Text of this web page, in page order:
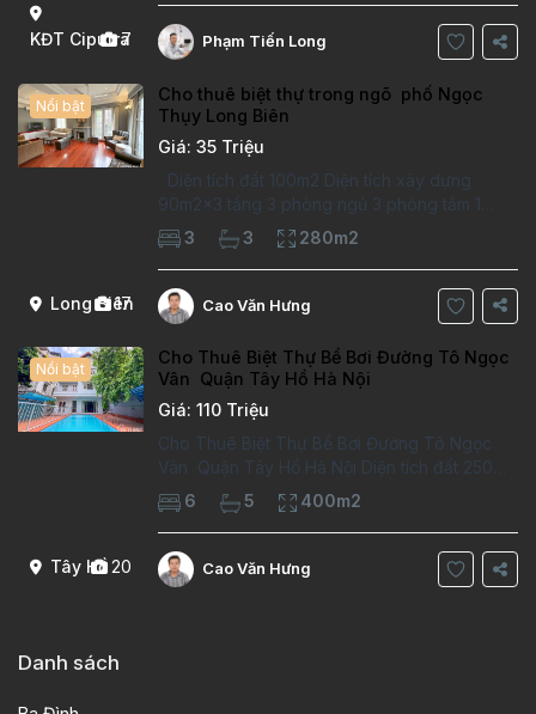
KĐT Ciputra
7
Thông tin căn hộ: Diện tích:
Phạm Tiến Long
Long Biên
17
Nổi bật
Cho thuê biệt thự trong ngõ phố Ngọc
Thụy Long Biên
Giá: 35 Triệu
Diện tích đất 100m2 Diện tích xây dựng
90m2x3 tầng 3 phòng ngủ 3 phòng tắm 1
phòng làm việc Vị trí ý tưởng 10 phút đi bộ tới
trường việt pháp Ngôi nhà được thiết kế theo
kiểu phát cổ,trong khu dân
3 3 280m2
Cao Văn Hưng
Tây Hồ20
Nổi bật
Cho Thuê Biệt Thự Bể Bơi Đường Tô Ngọc
Vân Quận Tây Hồ Hà Nội
Giá: 110 Triệu
Cho Thuê Biệt Thự Bể Bơi Đường Tô Ngọc
Vân Quận Tây Hồ Hà Nội Diện tích đất 250m2
Diện tích xây dựng 100m2 Xây 4 tầng, 6
phòng ngủ 5 phòng tắm Tầng 1, , phòng
khách , phòng bếp-1wc Tầng 2, 2 phòng
6 5 400m2
Cao Văn Hưng
Danh sách